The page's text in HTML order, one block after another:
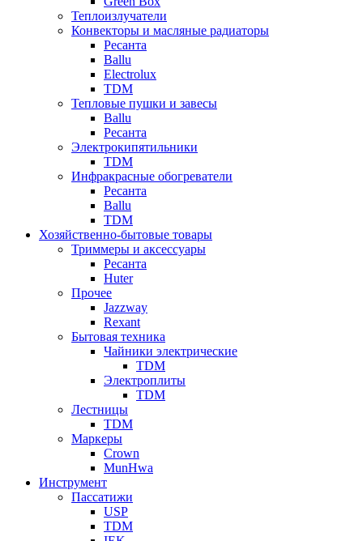
Теплоизлучатели
Конвекторы и масляные радиаторы
Ресанта
Ballu
Electrolux
TDM
Тепловые пушки и завесы
Ballu
Ресанта
Электрокипятильники
TDM
Инфракрасные обогреватели
Ресанта
Ballu
TDM
Хозяйственно-бытовые товары
Триммеры и аксессуары
Ресанта
Huter
Прочее
Jazzway
Rexant
Бытовая техника
Чайники электрические
TDM
Электроплиты
TDM
Лестницы
TDM
Маркеры
Crown
MunHwa
Инструмент
Пассатижи
USP
TDM